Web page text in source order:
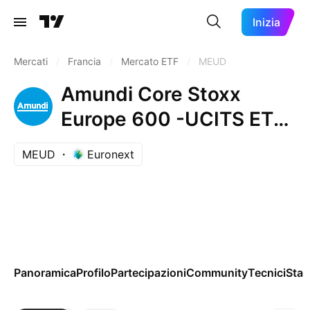
Inizia
Mercati Francia Mercato ETF MEUD
Amundi Core Stoxx
Europe 600 -UCITS ETF
Acc- Capitalisation
MEUD Euronext
PanoramicaProfiloPartecipazioniCommunityTecnici